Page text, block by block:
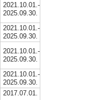
2021.10.01.-
2025.09.30.
2021.10.01.-
2025.09.30.
2021.10.01.-
2025.09.30.
2021.10.01.-
2025.09.30.
2017.07.01.